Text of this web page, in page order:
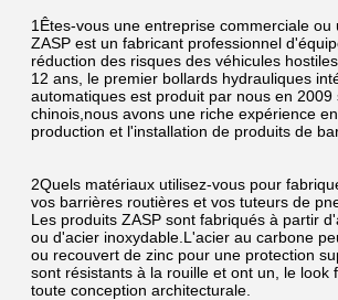
1Êtes-vous une entreprise commerciale ou
ZASP est un fabricant professionnel
réduction des risques des véhicules
12 ans, le premier bollards hydrauliques
automatiques est produit par nous en 2009
chinois,nous avons une riche expérience
production et l'installation de produits de
2Quels matériaux utilisez-vous pour
vos barrières routières et vos tuteurs de
Les produits ZASP sont fabriqués à partir
ou d'acier inoxydable.L'acier au carbone
ou recouvert de zinc pour une protection
sont résistants à la rouille et ont un, le look
toute conception architecturale.